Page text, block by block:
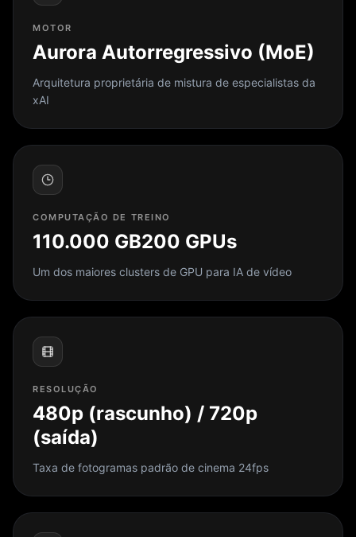
MOTOR
Aurora Autorregressivo (MoE)
Arquitetura proprietária de mistura de especialistas da
xAI
COMPUTAÇÃO DE TREINO
110.000 GB200 GPUs
Um dos maiores clusters de GPU para IA de vídeo
RESOLUÇÃO
480p (rascunho) / 720p
(saída)
Taxa de fotogramas padrão de cinema 24fps